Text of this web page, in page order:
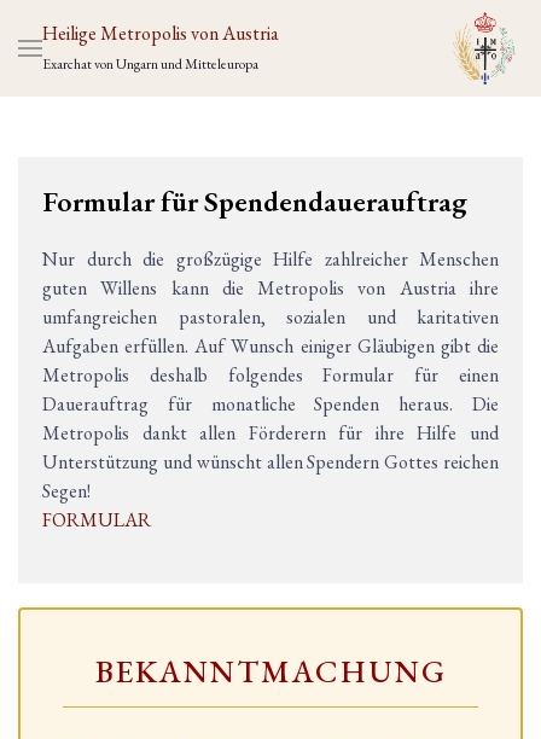
Heilige Metropolis von Austria
Exarchat von Ungarn und Mitteleuropa
Formular für Spendendauerauftrag
Nur durch die großzügige Hilfe zahlreicher Menschen
guten Willens kann die Metropolis von Austria ihre
umfangreichen pastoralen, sozialen und karitativen
Aufgaben erfüllen. Auf Wunsch einiger Gläubigen gibt die
Metropolis deshalb folgendes Formular für einen
Dauerauftrag für monatliche Spenden heraus. Die
Metropolis dankt allen Förderern für ihre Hilfe und
Unterstützung und wünscht allen Spendern Gottes reichen
Segen!
FORMULAR
BEKANNTMACHUNG